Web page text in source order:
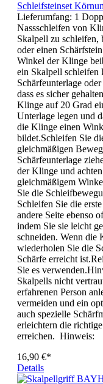
Schleifsteinset
Lieferumfang: 1
Nassschleifen von
Skalpell zu schleifen,
oder einen
Winkel der Klinge
ein Skalpell schleifen
Schärfeunterlage
dass es sicher
Klinge auf 20 Grad
Unterlage legen und
die Klinge einen
bildet.Schleifen Sie
gleichmäßigen
Schärfeunterlage
der Klinge und
gleichmäßigem
Sie die
Schleifen Sie die
andere Seite ebenso
indem Sie sie leicht
schneiden. Wenn die
wiederholen Sie die
Schärfe erreicht
Sie es
Skalpells nicht
erfahrenen Person
vermeiden und ein
auch spezielle
erleichtern die
erreichen. Hinweis:
16,90 €*
Details